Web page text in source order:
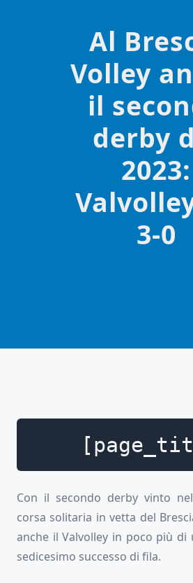
Al
Volley
il
derby
2023:
3-0
Con il secondo derby vinto
corsa solitaria in vetta del
anche il Valvolley in poco più di
sedicesimo successo di fila.